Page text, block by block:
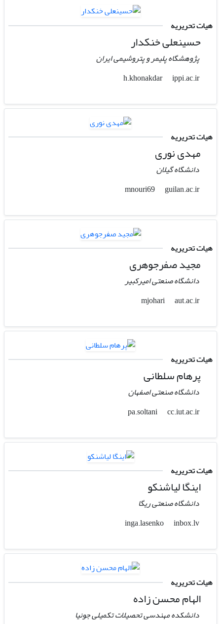
هیات تحریریه
حسینعلی خنکدار
پژوهشگاه پلیمر و پتروشیمی ایران
h.khonakdar
ippi.ac.ir
هیات تحریریه
مهدی نوری
دانشگاه گیلان
mnouri69
guilan.ac.ir
هیات تحریریه
مجید صفرجوهری
دانشگاه صنعتی امیرکبیر
mjohari
aut.ac.ir
هیات تحریریه
پرهام سلطانی
دانشگاه صنعتی اصفهان
pa.soltani
cc.iut.ac.ir
هیات تحریریه
اینگا لیاشنکو
دانشگاه صنعتی ریگا
inbox.lv
هیات تحریریه
الهام محسن زاده
دانشکده مهندسی تحصیلات تکمیلی جونیا